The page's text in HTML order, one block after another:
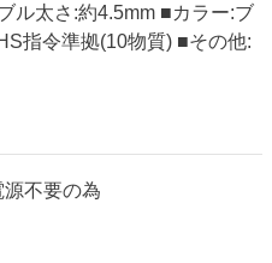
ル太さ:約4.5mm ■カラー:ブ
指令準拠(10物質) ■その他:
不要の為